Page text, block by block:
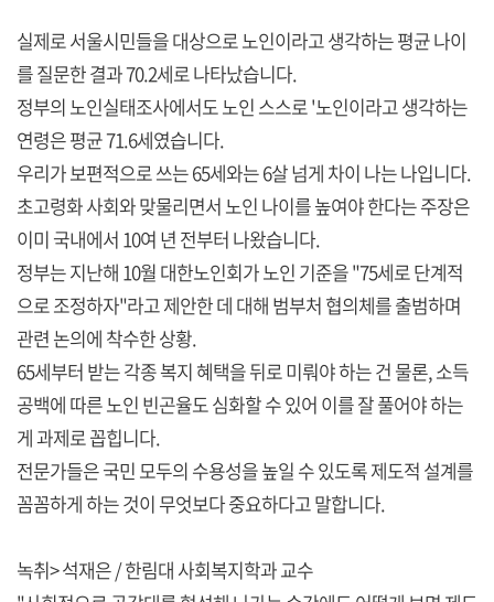
실제로 서울시민들을 대상으로 노인이라고 생각하는 평균 나이
를 질문한 결과 70.2세로 나타났습니다.
정부의 노인실태조사에서도 노인 스스로 '노인이라고 생각하는
연령은 평균 71.6세였습니다.
우리가 보편적으로 쓰는 65세와는 6살 넘게 차이 나는 나입니다.
초고령화 사회와 맞물리면서 노인 나이를 높여야 한다는 주장은
이미 국내에서 10여 년 전부터 나왔습니다.
정부는 지난해 10월 대한노인회가 노인 기준을 "75세로 단계적
으로 조정하자"라고 제안한 데 대해 범부처 협의체를 출범하며
관련 논의에 착수한 상황.
65세부터 받는 각종 복지 혜택을 뒤로 미뤄야 하는 건 물론, 소득
공백에 따른 노인 빈곤율도 심화할 수 있어 이를 잘 풀어야 하는
게 과제로 꼽힙니다.
전문가들은 국민 모두의 수용성을 높일 수 있도록 제도적 설계를
꼼꼼하게 하는 것이 무엇보다 중요하다고 말합니다.
녹취> 석재은 / 한림대 사회복지학과 교수